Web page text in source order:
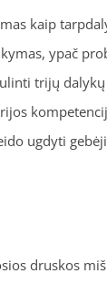
kaip
ypač
trijų
ugdyti
druskos